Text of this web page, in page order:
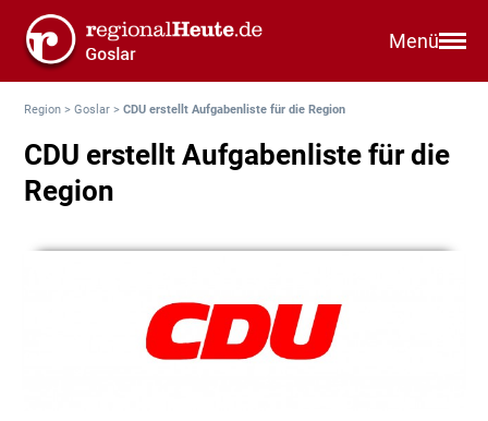
Menü
Region >Goslar >CDU erstellt Aufgabenliste für die Region
CDU erstellt Aufgabenliste für die
Region